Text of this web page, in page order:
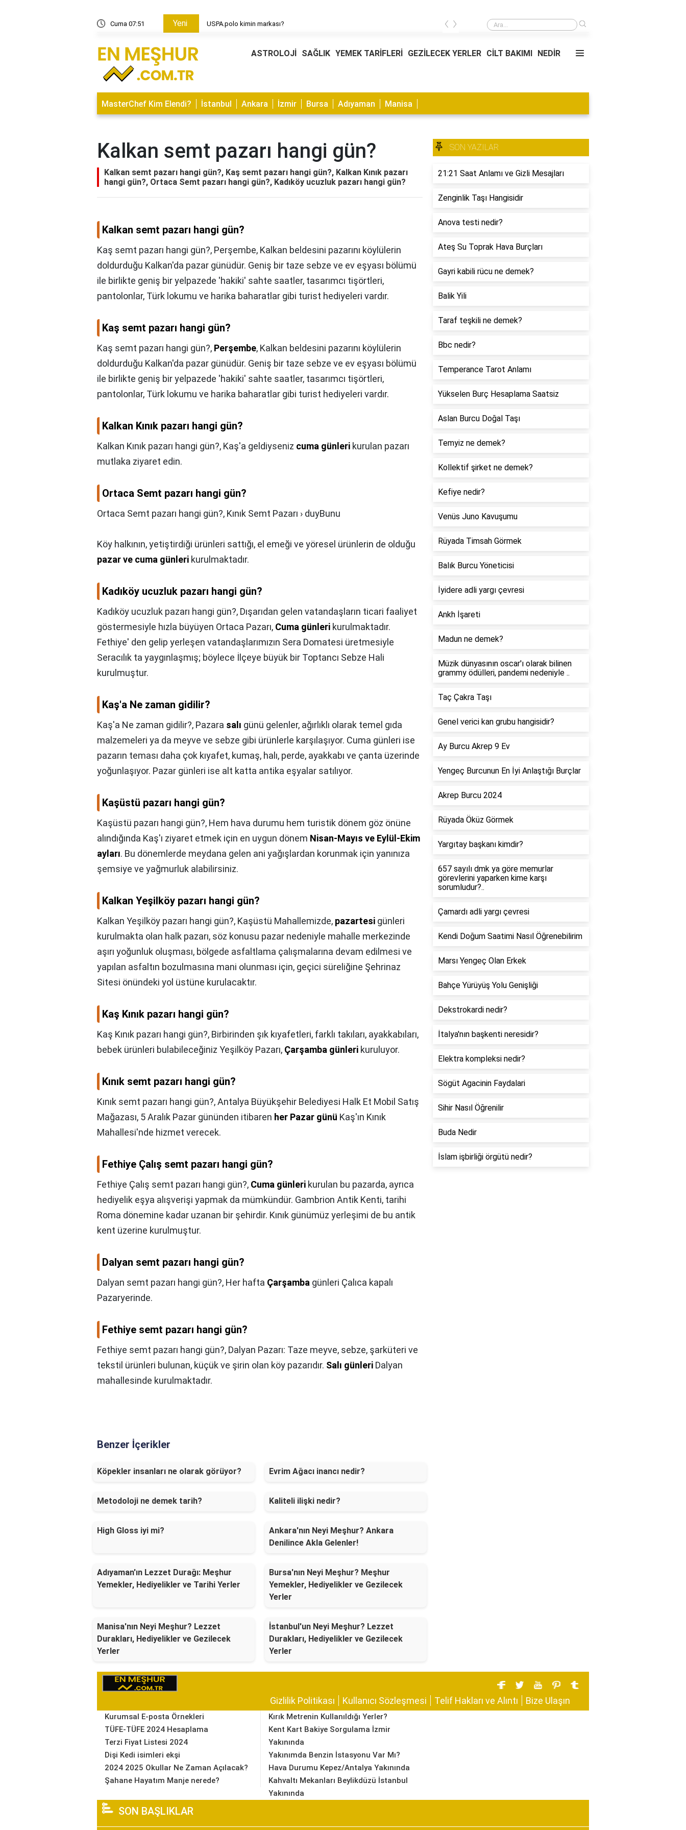
Cuma 07:51 Yeni USPA.polo kimin markası? USPA.polo kimin markası?
‹ ›
ASTROLOJİ SAĞLIK YEMEK TARİFLERİ GEZİLECEK YERLER CİLT BAKIMI NEDİR
MasterChef Kim Elendi? İstanbul Ankara İzmir Bursa Adıyaman Manisa
Kalkan semt pazarı hangi gün?
Kalkan semt pazarı hangi gün?, Kaş semt pazarı hangi gün?, Kalkan Kınık pazarı
hangi gün?, Ortaca Semt pazarı hangi gün?, Kadıköy ucuzluk pazarı hangi gün?
Kalkan semt pazarı hangi gün?
Kaş semt pazarı hangi gün?, Perşembe, Kalkan beldesini pazarını köylülerin
doldurduğu Kalkan'da pazar günüdür. Geniş bir taze sebze ve ev eşyası bölümü
ile birlikte geniş bir yelpazede 'hakiki' sahte saatler, tasarımcı tişörtleri,
pantolonlar, Türk lokumu ve harika baharatlar gibi turist hediyeleri vardır.
Kaş semt pazarı hangi gün?
Kaş semt pazarı hangi gün?, Perşembe, Kalkan beldesini pazarını köylülerin
doldurduğu Kalkan'da pazar günüdür. Geniş bir taze sebze ve ev eşyası bölümü
ile birlikte geniş bir yelpazede 'hakiki' sahte saatler, tasarımcı tişörtleri,
pantolonlar, Türk lokumu ve harika baharatlar gibi turist hediyeleri vardır.
Kalkan Kınık pazarı hangi gün?
Kalkan Kınık pazarı hangi gün?, Kaş'a geldiyseniz cuma günleri kurulan pazarı
mutlaka ziyaret edin.
Ortaca Semt pazarı hangi gün?
Ortaca Semt pazarı hangi gün?, Kınık Semt Pazarı › duyBunu
Köy halkının, yetiştirdiği ürünleri sattığı, el emeği ve yöresel ürünlerin de olduğu
pazar ve cuma günleri kurulmaktadır.
Kadıköy ucuzluk pazarı hangi gün?
Kadıköy ucuzluk pazarı hangi gün?, Dışarıdan gelen vatandaşların ticari faaliyet
göstermesiyle hızla büyüyen Ortaca Pazarı, Cuma günleri kurulmaktadır.
Fethiye' den gelip yerleşen vatandaşlarımızın Sera Domatesi üretmesiyle
Seracılık ta yaygınlaşmış; böylece İlçeye büyük bir Toptancı Sebze Hali
kurulmuştur.
Kaş'a Ne zaman gidilir?
Kaş'a Ne zaman gidilir?, Pazara salı günü gelenler, ağırlıklı olarak temel gıda
malzemeleri ya da meyve ve sebze gibi ürünlerle karşılaşıyor. Cuma günleri ise
pazarın teması daha çok kıyafet, kumaş, halı, perde, ayakkabı ve çanta üzerinde
yoğunlaşıyor. Pazar günleri ise alt katta antika eşyalar satılıyor.
Kaşüstü pazarı hangi gün?
Kaşüstü pazarı hangi gün?, Hem hava durumu hem turistik dönem göz önüne
alındığında Kaş'ı ziyaret etmek için en uygun dönem Nisan-Mayıs ve Eylül-Ekim
ayları. Bu dönemlerde meydana gelen ani yağışlardan korunmak için yanınıza
şemsiye ve yağmurluk alabilirsiniz.
Kalkan Yeşilköy pazarı hangi gün?
Kalkan Yeşilköy pazarı hangi gün?, Kaşüstü Mahallemizde, pazartesi günleri
kurulmakta olan halk pazarı, söz konusu pazar nedeniyle mahalle merkezinde
aşırı yoğunluk oluşması, bölgede asfaltlama çalışmalarına devam edilmesi ve
yapılan asfaltın bozulmasına mani olunması için, geçici süreliğine Şehrinaz
Sitesi önündeki yol üstüne kurulacaktır.
Kaş Kınık pazarı hangi gün?
Kaş Kınık pazarı hangi gün?, Birbirinden şık kıyafetleri, farklı takıları, ayakkabıları,
bebek ürünleri bulabileceğiniz Yeşilköy Pazarı, Çarşamba günleri kuruluyor.
Kınık semt pazarı hangi gün?
Kınık semt pazarı hangi gün?,Antalya Büyükşehir Belediyesi Halk Et Mobil Satış
Mağazası, 5 Aralık Pazar gününden itibaren her Pazar günü Kaş'ın Kınık
Mahallesi'nde hizmet verecek.
Fethiye Çalış semt pazarı hangi gün?
Fethiye Çalış semt pazarı hangi gün?, Cuma günleri kurulan bu pazarda, ayrıca
hediyelik eşya alışverişi yapmak da mümkündür. Gambrion Antik Kenti, tarihi
Roma dönemine kadar uzanan bir şehirdir. Kınık günümüz yerleşimi de bu antik
kent üzerine kurulmuştur.
Dalyan semt pazarı hangi gün?
Dalyan semt pazarı hangi gün?, Her hafta Çarşamba günleri Çalıca kapalı
Pazaryerinde.
Fethiye semt pazarı hangi gün?
Fethiye semt pazarı hangi gün?, Dalyan Pazarı: Taze meyve, sebze, şarküteri ve
tekstil ürünleri bulunan, küçük ve şirin olan köy pazarıdır. Salı günleri Dalyan
mahallesinde kurulmaktadır.
Benzer İçerikler
Köpekler insanları ne olarak görüyor? Evrim Ağacı inancı nedir?
Metodoloji ne demek tarih? Kaliteli ilişki nedir?
High Gloss iyi mi?
Ankara'nın Neyi Meşhur? Ankara
Denilince Akla Gelenler!
Adıyaman'ın Lezzet Durağı: Meşhur
Yemekler, Hediyelikler ve Tarihi Yerler
Bursa'nın Neyi Meşhur? Meşhur
Yemekler, Hediyelikler ve Gezilecek
Yerler
Manisa'nın Neyi Meşhur? Lezzet
Durakları, Hediyelikler ve Gezilecek
Yerler
İstanbul'un Neyi Meşhur? Lezzet
Durakları, Hediyelikler ve Gezilecek
Yerler
SON YAZILAR
21:21 Saat Anlamı ve Gizli Mesajları
Zenginlik Taşı Hangisidir
Anova testi nedir?
Ateş Su Toprak Hava Burçları
Gayri kabili rücu ne demek?
Balik Yili
Taraf teşkili ne demek?
Bbc nedir?
Temperance Tarot Anlamı
Yükselen Burç Hesaplama Saatsiz
Aslan Burcu Doğal Taşı
Temyiz ne demek?
Kollektif şirket ne demek?
Kefiye nedir?
Venüs Juno Kavuşumu
Rüyada Timsah Görmek
Balık Burcu Yöneticisi
İyidere adli yargı çevresi
Ankh İşareti
Madun ne demek?
Müzik dünyasının oscar'ı olarak bilinen
grammy ödülleri, pandemi nedeniyle ..
Taç Çakra Taşı
Genel verici kan grubu hangisidir?
Ay Burcu Akrep 9 Ev
Yengeç Burcunun En İyi Anlaştığı Burçlar
Akrep Burcu 2024
Rüyada Öküz Görmek
Yargıtay başkanı kimdir?
657 sayılı dmk ya göre memurlar
görevlerini yaparken kime karşı
sorumludur?..
Çamardı adli yargı çevresi
Kendi Doğum Saatimi Nasıl Öğrenebilirim
Marsı Yengeç Olan Erkek
Bahçe Yürüyüş Yolu Genişliği
Dekstrokardi nedir?
İtalya'nın başkenti neresidir?
Elektra kompleksi nedir?
Sögüt Agacinin Faydalari
Sihir Nasıl Öğrenilir
Buda Nedir
İslam işbirliği örgütü nedir?
Gizlilik Politikası Kullanıcı Sözleşmesi Telif Hakları ve Alıntı Bize Ulaşın
Kurumsal E-posta Örnekleri
TÜFE-TÜFE 2024 Hesaplama
Terzi Fiyat Listesi 2024
Dişi Kedi isimleri ekşi
2024 2025 Okullar Ne Zaman Açılacak?
Şahane Hayatım Manje nerede?
Kırık Metrenin Kullanıldığı Yerler?
Kent Kart Bakiye Sorgulama İzmir
Yakınında
Yakınımda Benzin İstasyonu Var Mı?
Hava Durumu Kepez/Antalya Yakınında
Kahvaltı Mekanları Beylikdüzü İstanbul
Yakınında
SON BAŞLIKLAR